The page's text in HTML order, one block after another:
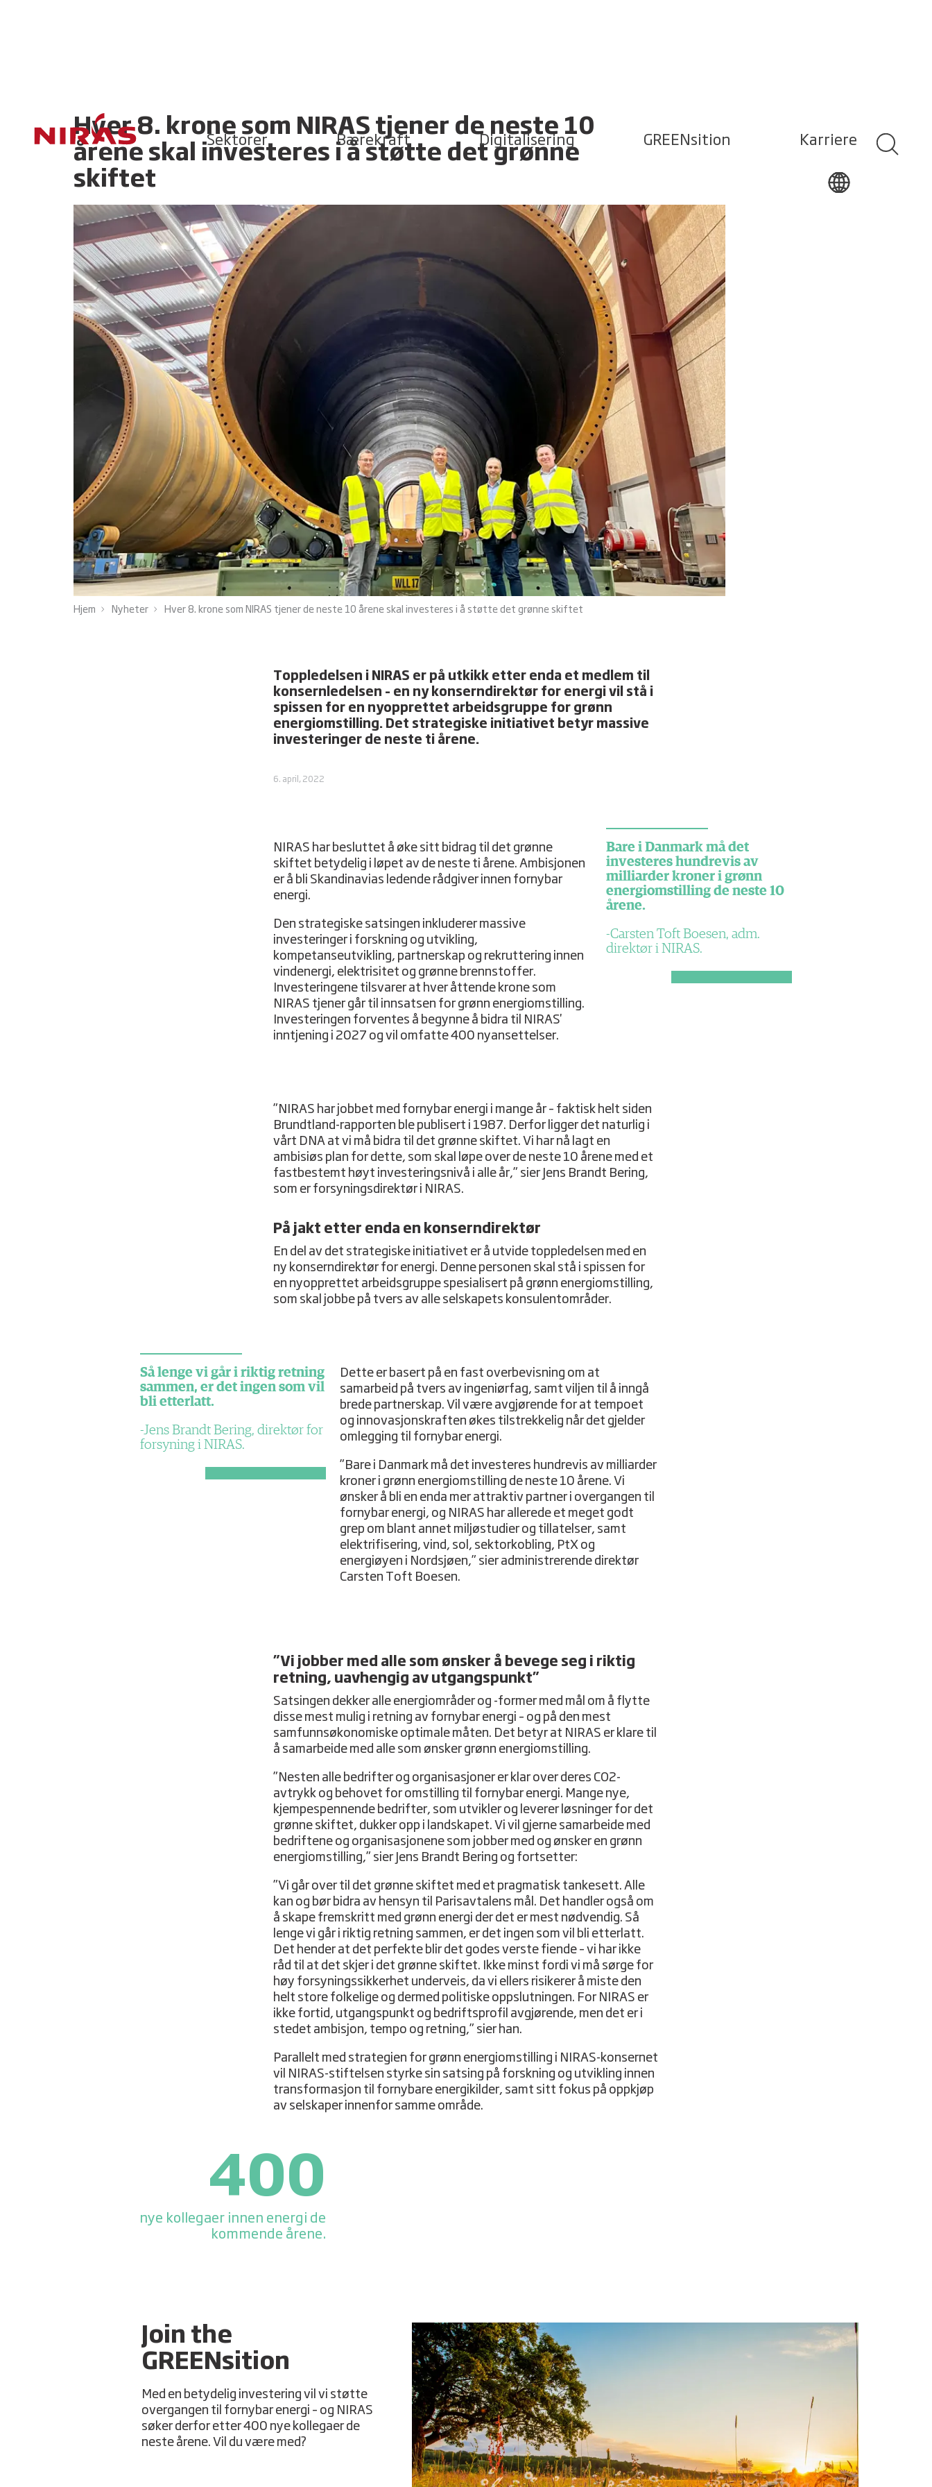
Sektorer Bærekraft Digitalisering GREENsition Karriere
Hver 8. krone som NIRAS tjener de neste 10
årene skal investeres i å støtte det grønne
skiftet
Hjem Nyheter Hver 8. krone som NIRAS tjener de neste 10 årene skal investeres i å støtte det grønne skiftet
Toppledelsen i NIRAS er på utkikk etter enda et medlem til
konsernledelsen – en ny konserndirektør for energi vil stå i
spissen for en nyopprettet arbeidsgruppe for grønn
energiomstilling. Det strategiske initiativet betyr massive
investeringer de neste ti årene.
6. april, 2022
NIRAS har besluttet å øke sitt bidrag til det grønne
skiftet betydelig i løpet av de neste ti årene. Ambisjonen
er å bli Skandinavias ledende rådgiver innen fornybar
energi.
Den strategiske satsingen inkluderer massive
investeringer i forskning og utvikling,
kompetanseutvikling, partnerskap og rekruttering innen
vindenergi, elektrisitet og grønne brennstoffer.
Investeringene tilsvarer at hver åttende krone som
NIRAS tjener går til innsatsen for grønn energiomstilling.
Investeringen forventes å begynne å bidra til NIRAS'
inntjening i 2027 og vil omfatte 400 nyansettelser.
Bare i Danmark må det
investeres hundrevis av
milliarder kroner i grønn
energiomstilling de neste 10
årene.
Carsten Toft Boesen, adm.
direktør i NIRAS.
”NIRAS har jobbet med fornybar energi i mange år – faktisk helt siden
Brundtland-rapporten ble publisert i 1987. Derfor ligger det naturlig i
vårt DNA at vi må bidra til det grønne skiftet. Vi har nå lagt en
ambisiøs plan for dette, som skal løpe over de neste 10 årene med et
fastbestemt høyt investeringsnivå i alle år,” sier Jens Brandt Bering,
som er forsyningsdirektør i NIRAS.
På jakt etter enda en konserndirektør
En del av det strategiske initiativet er å utvide toppledelsen med en
ny konserndirektør for energi. Denne personen skal stå i spissen for
en nyopprettet arbeidsgruppe spesialisert på grønn energiomstilling,
som skal jobbe på tvers av alle selskapets konsulentområder.
Så lenge vi går i riktig retning
sammen, er det ingen som vil
bli etterlatt.
Jens Brandt Bering, direktør for
forsyning i NIRAS.
Dette er basert på en fast overbevisning om at
samarbeid på tvers av ingeniørfag, samt viljen til å inngå
brede partnerskap. Vil være avgjørende for at tempoet
og innovasjonskraften økes tilstrekkelig når det gjelder
omlegging til fornybar energi.
”Bare i Danmark må det investeres hundrevis av milliarder
kroner i grønn energiomstilling de neste 10 årene. Vi
ønsker å bli en enda mer attraktiv partner i overgangen til
fornybar energi, og NIRAS har allerede et meget godt
grep om blant annet miljøstudier og tillatelser, samt
elektrifisering, vind, sol, sektorkobling, PtX og
energiøyen i Nordsjøen,” sier administrerende direktør
Carsten Toft Boesen.
”Vi jobber med alle som ønsker å bevege seg i riktig
retning, uavhengig av utgangspunkt”
Satsingen dekker alle energiområder og -former med mål om å flytte
disse mest mulig i retning av fornybar energi – og på den mest
samfunnsøkonomiske optimale måten. Det betyr at NIRAS er klare til
å samarbeide med alle som ønsker grønn energiomstilling.
”Nesten alle bedrifter og organisasjoner er klar over deres CO2-
avtrykk og behovet for omstilling til fornybar energi. Mange nye,
kjempespennende bedrifter, som utvikler og leverer løsninger for det
grønne skiftet, dukker opp i landskapet. Vi vil gjerne samarbeide med
bedriftene og organisasjonene som jobber med og ønsker en grønn
energiomstilling,” sier Jens Brandt Bering og fortsetter:
”Vi går over til det grønne skiftet med et pragmatisk tankesett. Alle
kan og bør bidra av hensyn til Parisavtalens mål. Det handler også om
å skape fremskritt med grønn energi der det er mest nødvendig. Så
lenge vi går i riktig retning sammen, er det ingen som vil bli etterlatt.
Det hender at det perfekte blir det godes verste fiende – vi har ikke
råd til at det skjer i det grønne skiftet. Ikke minst fordi vi må sørge for
høy forsyningssikkerhet underveis, da vi ellers risikerer å miste den
helt store folkelige og dermed politiske oppslutningen. For NIRAS er
ikke fortid, utgangspunkt og bedriftsprofil avgjørende, men det er i
stedet ambisjon, tempo og retning,” sier han.
Parallelt med strategien for grønn energiomstilling i NIRAS-konsernet
vil NIRAS-stiftelsen styrke sin satsing på forskning og utvikling innen
transformasjon til fornybare energikilder, samt sitt fokus på oppkjøp
av selskaper innenfor samme område.
400
nye kollegaer innen energi de
kommende årene.
Join the
GREENsition
Med en betydelig investering vil vi støtte
overgangen til fornybar energi – og NIRAS
søker derfor etter 400 nye kollegaer de
neste årene. Vil du være med?